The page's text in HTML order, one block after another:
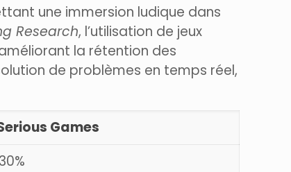
une immersion ludique dans
Research, l’utilisation de jeux
la rétention des
de problèmes en temps réel,
Games